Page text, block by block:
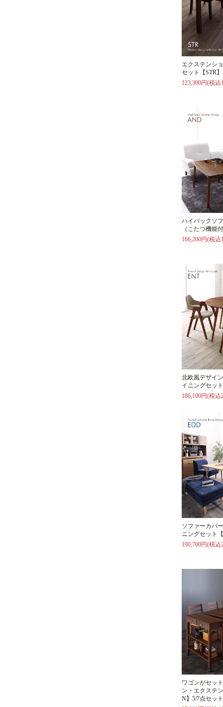
エクステンシ
セット【STR
123,300円(税込
ハイバックソ
（こたつ機能
166,200円(税込
北欧風デザイ
イニングセッ
186,100円(税込
ソファーカバ
ニングセット
190,700円(税込
ワゴンがセッ
ン・エクステ
N】5/7点セット